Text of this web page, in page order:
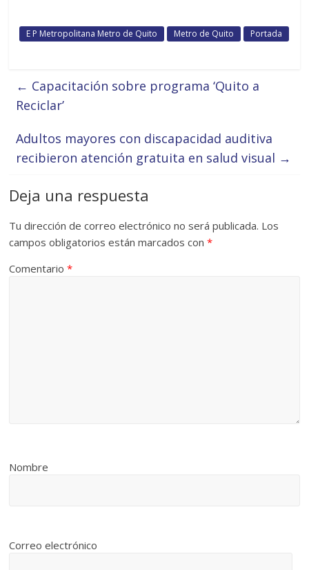
E P Metropolitana Metro de Quito Metro de Quito Portada
← Capacitación sobre programa ‘Quito a
Reciclar’
Adultos mayores con discapacidad auditiva
recibieron atención gratuita en salud visual →
Deja una respuesta
Tu dirección de correo electrónico no será publicada. Los
campos obligatorios están marcados con*
Comentario*
Nombre
Correo electrónico